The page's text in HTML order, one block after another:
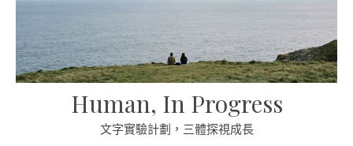
Human, In Progress
文字實驗計劃，三體探視成長